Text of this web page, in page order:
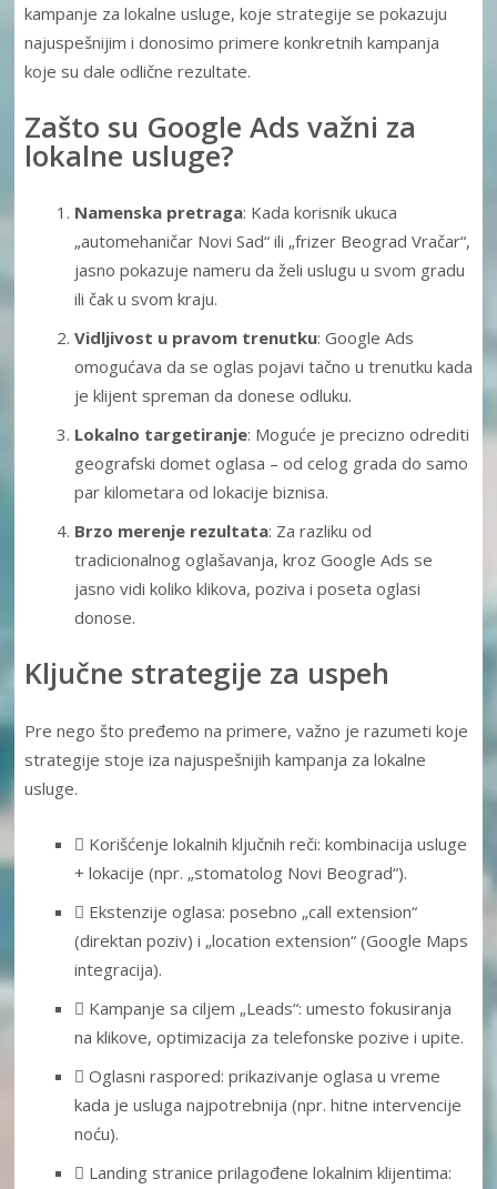
kampanje za lokalne usluge, koje strategije se pokazuju
najuspešnijim i donosimo primere konkretnih kampanja
koje su dale odlične rezultate.
Zašto su Google Ads važni za
lokalne usluge?
Namenska pretraga: Kada korisnik ukuca
„automehaničar Novi Sad“ ili „frizer Beograd Vračar“,
jasno pokazuje nameru da želi uslugu u svom gradu
ili čak u svom kraju.
Vidljivost u pravom trenutku: Google Ads
omogućava da se oglas pojavi tačno u trenutku kada
je klijent spreman da donese odluku.
Lokalno targetiranje: Moguće je precizno odrediti
geografski domet oglasa – od celog grada do samo
par kilometara od lokacije biznisa.
Brzo merenje rezultata: Za razliku od
tradicionalnog oglašavanja, kroz Google Ads se
jasno vidi koliko klikova, poziva i poseta oglasi
donose.
Ključne strategije za uspeh
Pre nego što pređemo na primere, važno je razumeti koje
strategije stoje iza najuspešnijih kampanja za lokalne
usluge.
 Korišćenje lokalnih ključnih reči: kombinacija usluge
+ lokacije (npr. „stomatolog Novi Beograd“).
 Ekstenzije oglasa: posebno „call extension“
(direktan poziv) i „location extension“ (Google Maps
integracija).
 Kampanje sa ciljem „Leads“: umesto fokusiranja
na klikove, optimizacija za telefonske pozive i upite.
 Oglasni raspored: prikazivanje oglasa u vreme
kada je usluga najpotrebnija (npr. hitne intervencije
noću).
 Landing stranice prilagođene lokalnim klijentima: